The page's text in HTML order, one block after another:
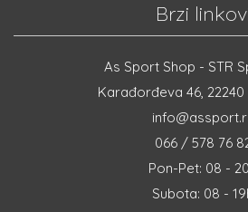
Brzi
As Sport Shop - STR
Karađorđeva 46, 22240
066 / 578 76
Pon-Pet: 08 -
Subota: 08 -